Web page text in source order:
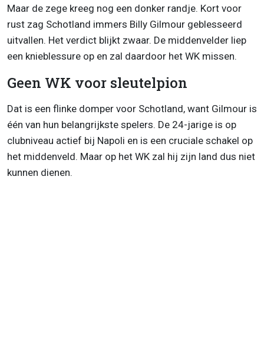
Maar de zege kreeg nog een donker randje. Kort voor
rust zag Schotland immers Billy Gilmour geblesseerd
uitvallen. Het verdict blijkt zwaar. De middenvelder liep
een knieblessure op en zal daardoor het WK missen.
Geen WK voor sleutelpion
Dat is een flinke domper voor Schotland, want Gilmour is
één van hun belangrijkste spelers. De 24-jarige is op
clubniveau actief bij Napoli en is een cruciale schakel op
het middenveld. Maar op het WK zal hij zijn land dus niet
kunnen dienen.